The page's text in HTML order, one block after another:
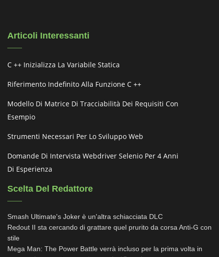
Articoli Interessanti
C ++ Inizializza La Variabile Statica
Riferimento Indefinito Alla Funzione C ++
Modello Di Matrice Di Tracciabilità Dei Requisiti Con
Esempio
Strumenti Necessari Per Lo Sviluppo Web
Domande Di Intervista Webdriver Selenio Per 4 Anni
Di Esperienza
Scelta Del Redattore
Smash Ultimate's Joker è un'altra schiacciata DLC
Redout II sta cercando di grattare quel prurito da corsa Anti-G con
stile
Mega Man: The Power Battle verrà incluso per la prima volta in